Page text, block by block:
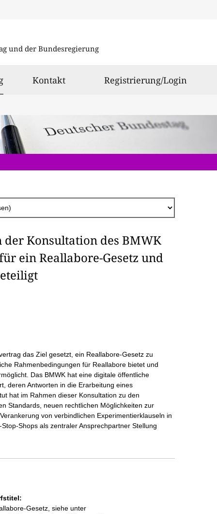
und der Bundesregierung
ausgewählt
Kontakt Registrierung/Login
Konsultation des BMWK
ein Reallabore-Gesetz und
das Ziel gesetzt, ein Reallabore-Gesetz zu
Rahmenbedingungen für Reallabore bietet und
Das BMWK hat eine digitale öffentliche
deren Antworten in die Erarbeitung eines
hat im Rahmen dieser Konsultation zu den
Standards, neuen rechtlichen Möglichkeiten zur
von verbindlichen Experimentierklauseln in
Shops als zentraler Ansprechpartner Stellung
Gesetz, siehe unter